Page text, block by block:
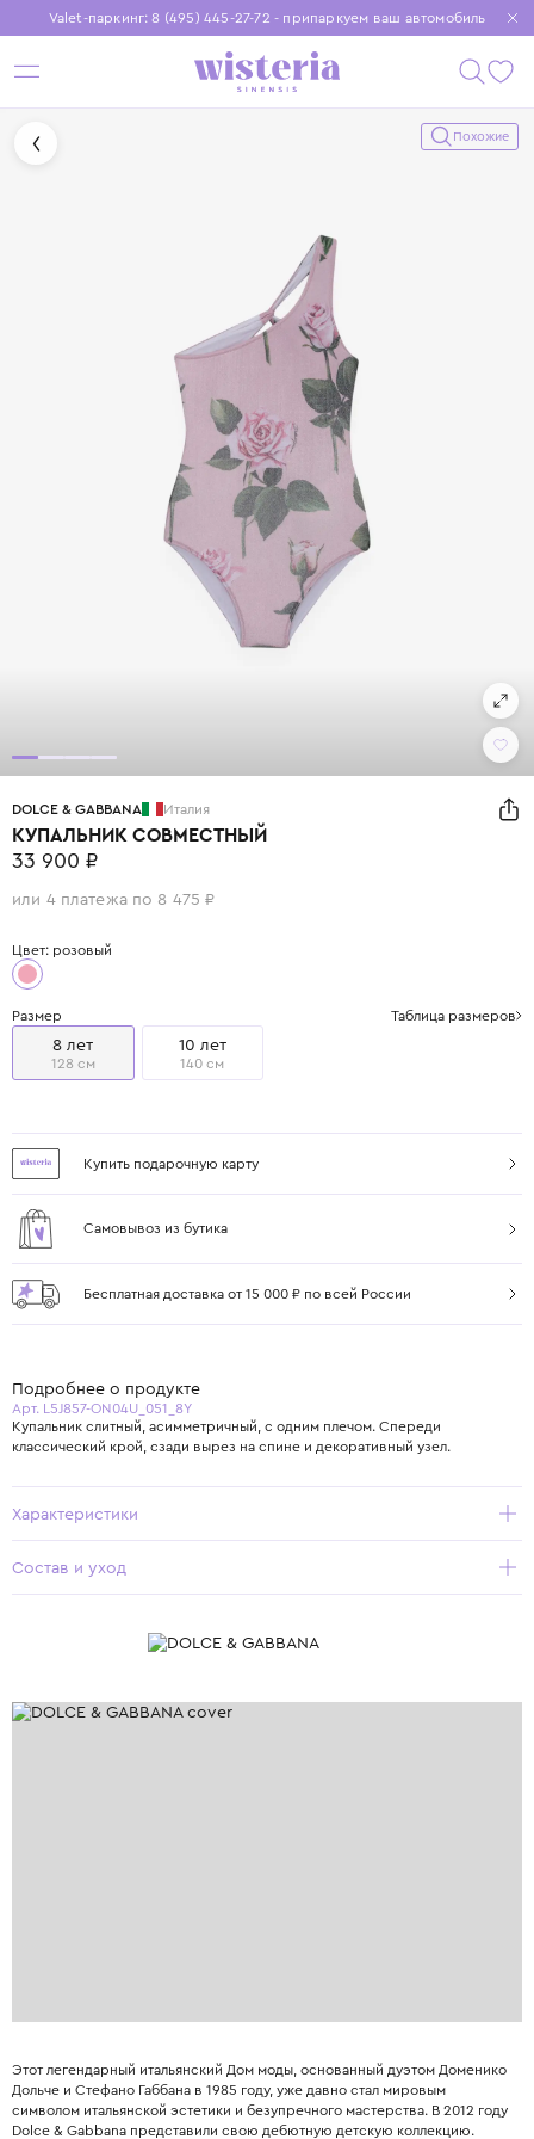
Valet-паркинг: 8 (495) 445-27-72 - припаркуем ваш автомобиль
Бесплатная доставка при заказе от 15 000 ₽
Установите приложение, чтобы покупки были еще удобнее
Похожие
DOLCE & GABBANA Италия
КУПАЛЬНИК СОВМЕСТНЫЙ
33 900 ₽
или 4 платежа по 8 475 ₽
Цвет: розовый
Размер Таблица размеров
8 лет
128 см
10 лет
140 см
Купить подарочную карту
Самовывоз из бутика
Бесплатная доставка от 15 000 ₽ по всей России
Подробнее о продукте
Арт. L5J857-ON04U_051_8Y
Купальник слитный, асимметричный, с одним плечом. Спереди
классический крой, сзади вырез на спине и декоративный узел.
Характеристики
Состав и уход
Этот легендарный итальянский Дом моды, основанный дуэтом Доменико
Дольче и Стефано Габбана в 1985 году, уже давно стал мировым
символом итальянской эстетики и безупречного мастерства. В 2012 году
Dolce & Gabbana представили свою дебютную детскую коллекцию.